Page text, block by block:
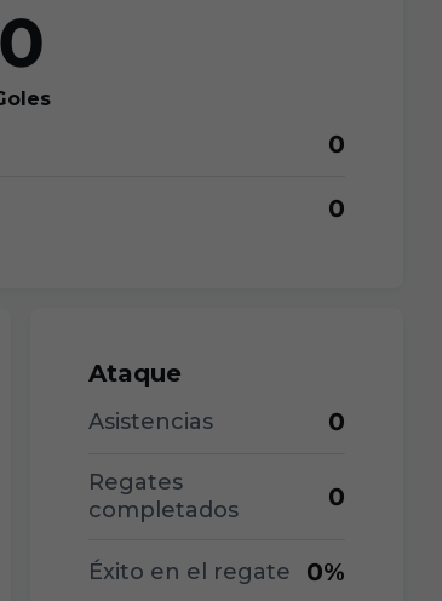
0
0
0
Ataque
Asistencias 0
Regates
completados
0
Éxito en el regate 0%